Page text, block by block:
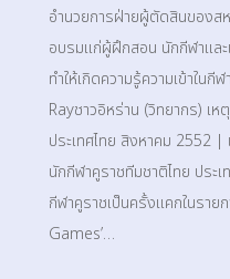
อำนวยการฝ่ายผู้ตัดสินของส
อบรมแก่ผู้ฝึกสอน นักกีฬาและ
ทำให้เกิดความรู้ความเข้าใน
Rayชาวอิหร่าน (วิทยากร) เ
ประเทศไทย สิงหาคม 2552
นักกีฬาคูราชทีมชาติไทย ประเ
กีฬาคูราชเป็นครั้งแคกในรา
Games’…